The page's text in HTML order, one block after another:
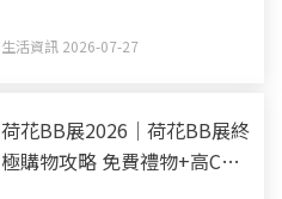
行+孕媽產品
生活資訊 2026-07-27
荷花BB展2026｜荷花BB展終
極購物攻略 免費禮物+高CP